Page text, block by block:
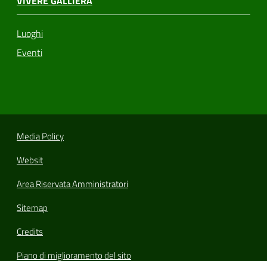
Luoghi
Eventi
Media Policy
Websit
Area Riservata Amministratori
Sitemap
Credits
Piano di miglioramento del sito